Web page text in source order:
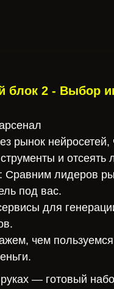
2 - Выбор
рынок нейросетей,
и отсеять
Сравним лидеров
под вас.
для
чем
— готовый